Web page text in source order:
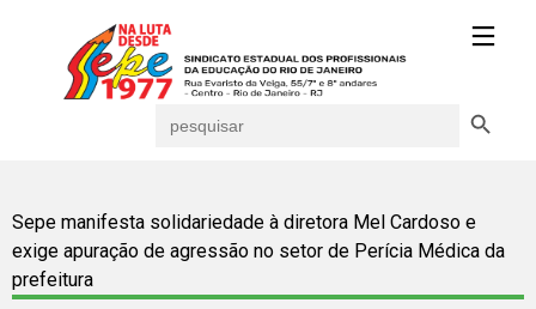
for:
Sepe manifesta solidariedade à diretora Mel Cardoso e
exige apuração de agressão no setor de Perícia Médica da
prefeitura